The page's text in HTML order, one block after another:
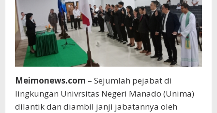
Meimonews.com – Sejumlah pejabat di
lingkungan Univrsitas Negeri Manado (Unima)
dilantik dan diambil janji jabatannya oleh